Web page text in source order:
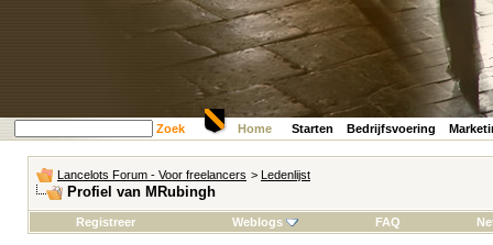
Zoek Home Starten Bedrijfsvoering
Lancelots Forum - Voor freelancers > Ledenlijst
Profiel van MRubingh
Registreer Weblogs FAQ